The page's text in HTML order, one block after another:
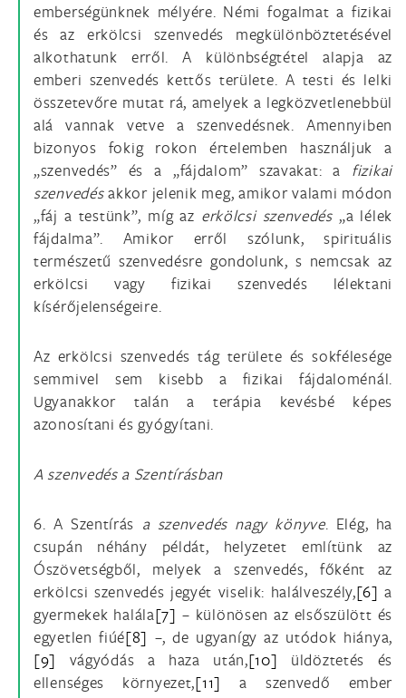
emberségünknek mélyére. Némi fogalmat a fizikai
és az erkölcsi szenvedés megkülönböztetésével
alkothatunk erről. A különbségtétel alapja az
emberi szenvedés kettős területe. A testi és lelki
összetevőre mutat rá, amelyek a legközvetlenebbül
alá vannak vetve a szenvedésnek. Amennyiben
bizonyos fokig rokon értelemben használjuk a
„szenvedés” és a „fájdalom” szavakat: a fizikai
szenvedésakkor jelenik meg, amikor valami módon
„fáj a testünk”, míg az erkölcsi szenvedés„a lélek
fájdalma”. Amikor erről szólunk, spirituális
természetű szenvedésre gondolunk, s nemcsak az
erkölcsi vagy fizikai szenvedés lélektani
kísérőjelenségeire.
Az erkölcsi szenvedés tág területe és sokfélesége
semmivel sem kisebb a fizikai fájdaloménál.
Ugyanakkor talán a terápia kevésbé képes
azonosítani és gyógyítani.
A szenvedés a Szentírásban
6. A Szentírás a szenvedés nagy könyve. Elég, ha
csupán néhány példát, helyzetet említünk az
Ószövetségből, melyek a szenvedés, főként az
erkölcsi szenvedés jegyét viselik: halálveszély,[6] a
gyermekek halála[7] – különösen az elsőszülött és
egyetlen fiúé[8] –, de ugyanígy az utódok hiánya,
[9] vágyódás a haza után,[10] üldöztetés és
ellenséges környezet,[11] a szenvedő ember